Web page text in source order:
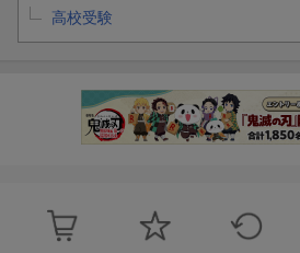
高校受験